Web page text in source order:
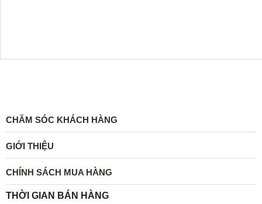
CHĂM SÓC KHÁCH HÀNG
GIỚI THIỆU
CHÍNH SÁCH MUA HÀNG
THỜI GIAN BÁN HÀNG